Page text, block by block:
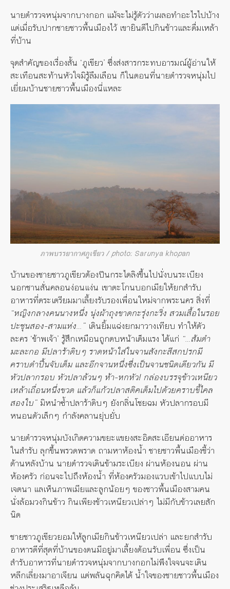
นายตำรวจหนุ่มจากบางกอก แม้จะไม่รู้ตัวว่าเผลอทำอะไรไปบ้าง
แต่เมื่อรับปากชายชาวพื้นเมืองไว้ เขายินดีไปกินข้าวและดื่มเหล้า
ที่บ้าน
จุดสำคัญของเรื่องสั้น ‘ภูเขียว’ ซึ่งส่งสารกระทบอารมณ์ผู้อ่านให้
สะเทือนสะท้านหัวใจมิรู้ลืมเลือน ก็ในตอนที่นายตำรวจหนุ่มไป
เยี่ยมบ้านชายชาวพื้นเมืองนี่แหละ
ภาพบรรยากาศภูเขียว / photo: Sarunya khopan
บ้านของชายชาวภูเขียวต้องปีนกระไดลิงขึ้นไปนั่งบนระเบียง
นอกชานสั่นคลอนง่อนแง่น เขาตะโกนบอกเมียให้ยกสำรับ
อาหารที่ตระเตรียมมาเลี้ยงรับรองเพื่อนใหม่จากพระนคร สิ่งที่
“หญิงกลางคนนางหนึ่ง นุ่งผ้าถุงขาดกะรุ่งกะริ่ง สวมเสื้อในรอย
ปะชุนสอง-สามแห่ง…” เดินยิ้มแฉ่งยกมาวางเทียบ ทำให้ตัว
ละคร ‘ข้าพเจ้า’ รู้สึกเหมือนถูกตบหน้าเต็มแรง ได้แก่ “…ส้มตำ
มะละกอ มีปลาร้าดิบๆ ราดหน้าใส่ในจานสังกะสีสกปรกมี
คราบดำปื้นจับเต็ม และอีกจานหนึ่งซึ่งเป็นจานชนิดเดียวกัน มี
หัวปลากรอบ หัวปลาล้วนๆ ห้า-หกหัว!กล่องบรรจุข้าวเหนียว
เหล้าเถื่อนหนึ่งขวด แล้วก็แก้วปลาสติคเต็มไปด้วยคราบขี้ไคล
สองใบ” มิหนำซ้ำปลาร้าดิบๆ ยังกลิ่นโชยฉม หัวปลากรอบมี
หนอนตัวเล็กๆ กำลังคลานยุ่บยั่บ
นายตำรวจหนุ่มบังเกิดความขยะแขยงสะอิดสะเอียนต่ออาหาร
ในสำรับ ลุกขึ้นพรวดพราด ถามหาห้องน้ำ ชายชาวพื้นเมืองชี้ว่า
ด้านหลังบ้าน นายตำรวจเดินข้ามระเบียง ผ่านห้องนอน ผ่าน
ห้องครัว ก่อนจะไปถึงห้องน้ำ ที่ห้องครัวมองแวบเข้าไปแบบไม่
เจตนา แลเห็นภาพเมียและลูกน้อยๆ ของชาวพื้นเมืองสามคน
นั่งล้อมวงกินข้าว กินเพียงข้าวเหนียวเปล่าๆ ไม่มีกับข้าวเลยสัก
นิด
ชายชาวภูเขียวยอมให้ลูกเมียกินข้าวเหนียวเปล่า และยกสำรับ
อาหารดีที่สุดที่บ้านของตนมีอยู่มาเลี้ยงต้อนรับเพื่อน ซึ่งเป็น
สำรับอาหารที่นายตำรวจหนุ่มจากบางกอกไม่พึงใจจนจะเดิน
หลีกเลี่ยงมาอาเจียน แต่พลันฉุกคิดได้ น้ำใจของชายชาวพื้นเมือง